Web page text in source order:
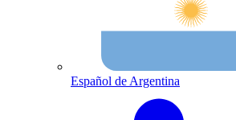
Español de Argentina